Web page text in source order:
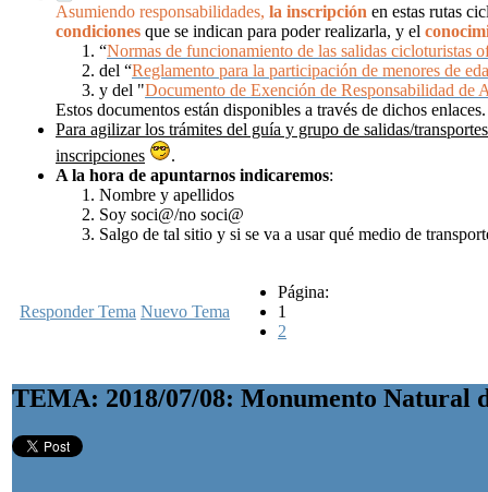
Asumiendo responsabilidades, la inscripción en estas rutas
condiciones que se indican para poder realizarla, y el
“Normas de funcionamiento de las salidas cicloturistas
del “Reglamento para la participación de menores de
y del "Documento de Exención de Responsabilidad de
Estos documentos están disponibles a través de dichos enlaces.
Para agilizar los trámites del guía y grupo de salidas/transportes
inscripciones
.
A la hora de apuntarnos indicaremos:
Nombre y apellidos
Soy soci@/no soci@
Salgo de tal sitio y si se va a usar qué medio de
Responder Tema Nuevo Tema
Página:
1
2
TEMA: 2018/07/08: Monumento Natural